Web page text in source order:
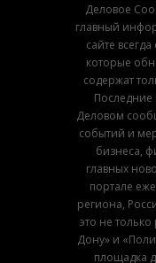
Деловое
главный
сайте
которые
содержат
Последние
Деловом
событий и
бизнеса,
главных
портале
региона,
это не
Дону» и
площадка